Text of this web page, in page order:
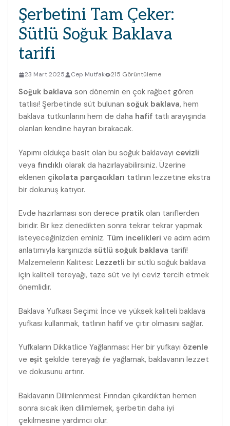
Şerbetini Tam Çeker:
Sütlü Soğuk Baklava
tarifi
23 Mart 2025 Cep Mutfak 215 Görüntüleme
Soğuk baklava son dönemin en çok rağbet gören
tatlısı! Şerbetinde süt bulunan soğuk baklava, hem
baklava tutkunlarını hem de daha hafif tatlı arayışında
olanları kendine hayran bırakacak.
Yapımı oldukça basit olan bu soğuk baklavayı cevizli
veya fındıklı olarak da hazırlayabilirsiniz. Üzerine
eklenen çikolata parçacıkları tatlının lezzetine ekstra
bir dokunuş katıyor.
Evde hazırlaması son derece pratik olan tariflerden
biridir. Bir kez denedikten sonra tekrar tekrar yapmak
isteyeceğinizden eminiz. Tüm incelikleri ve adım adım
anlatımıyla karşınızda sütlü soğuk baklava tarifi!
Malzemelerin Kalitesi: Lezzetli bir sütlü soğuk baklava
için kaliteli tereyağı, taze süt ve iyi ceviz tercih etmek
önemlidir.
Baklava Yufkası Seçimi: İnce ve yüksek kaliteli baklava
yufkası kullanmak, tatlının hafif ve çıtır olmasını sağlar.
Yufkaların Dikkatlice Yağlanması: Her bir yufkayı özenle
ve eşit şekilde tereyağı ile yağlamak, baklavanın lezzet
ve dokusunu artırır.
Baklavanın Dilimlenmesi: Fırından çıkardıktan hemen
sonra sıcak iken dilimlemek, şerbetin daha iyi
çekilmesine yardımcı olur.